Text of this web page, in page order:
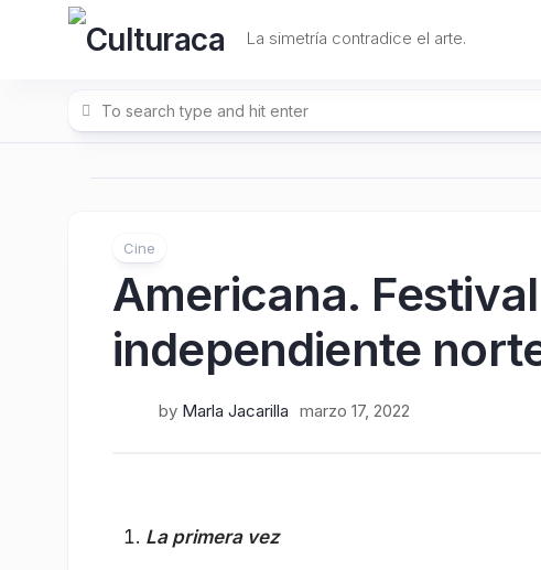
La simetría contradice el arte.
Cine
Americana.
independiente
by Marla Jacarilla marzo 17, 2022
La primera vez